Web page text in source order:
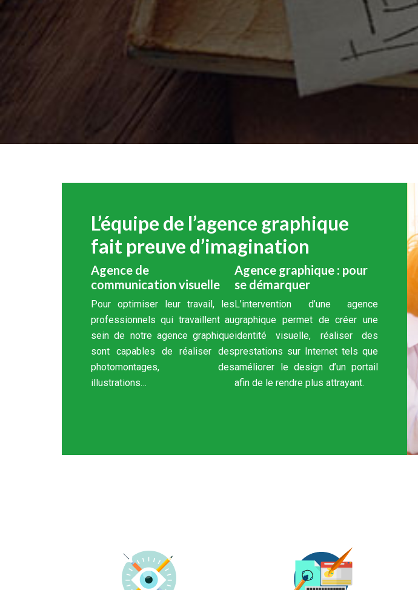
L’équipe de l’agence graphique
fait preuve d’imagination
Agence de
communication visuelle
Pour optimiser leur travail, les
professionnels qui travaillent au
sein de notre agence graphique
sont capables de réaliser des
photomontages, des
illustrations…
Agence graphique : pour
se démarquer
L’intervention d’une agence
graphique permet de créer une
identité visuelle, réaliser des
prestations sur Internet tels que
améliorer le design d’un portail
afin de le rendre plus attrayant.